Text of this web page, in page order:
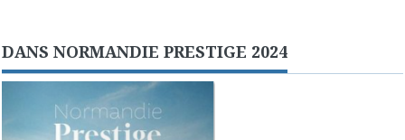
DANS NORMANDIE PRESTIGE 2024